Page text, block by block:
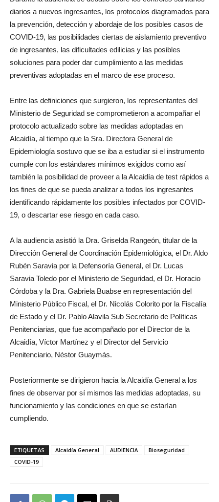
diarios a nuevos ingresantes, los protocolos diagramados para
la prevención, detección y abordaje de los posibles casos de
COVID-19, las posibilidades ciertas de aislamiento preventivo
de ingresantes, las dificultades edilicias y las posibles
soluciones para poder dar cumplimiento a las medidas
preventivas adoptadas en el marco de ese proceso.
Entre las definiciones que surgieron, los representantes del
Ministerio de Seguridad se comprometieron a acompañar el
protocolo actualizado sobre las medidas adoptadas en
Alcaidía, al tiempo que la Sra. Directora General de
Epidemiología sostuvo que se iba a estudiar si el instrumento
cumple con los estándares mínimos exigidos como así
también la posibilidad de proveer a la Alcaidía de test rápidos a
los fines de que se pueda analizar a todos los ingresantes
identificando rápidamente los posibles infectados por COVID-
19, o descartar ese riesgo en cada caso.
A la audiencia asistió la Dra. Griselda Rangeón, titular de la
Dirección General de Coordinación Epidemiológica, el Dr. Aldo
Rubén Saravia por la Defensoría General, el Dr. Lucas
Saravia Toledo por el Ministerio de Seguridad, el Dr. Horacio
Córdoba y la Dra. Gabriela Buabse en representación del
Ministerio Público Fiscal, el Dr. Nicolás Colorito por la Fiscalía
de Estado y el Dr. Pablo Alavila Sub Secretario de Políticas
Penitenciarias, que fue acompañado por el Director de la
Alcaidía, Víctor Martínez y el Director del Servicio
Penitenciario, Néstor Guaymás.
Posteriormente se dirigieron hacia la Alcaidía General a los
fines de observar por sí mismos las medidas adoptadas, su
funcionamiento y las condiciones en que se estarían
cumpliendo.
ETIQUETAS Alcaidía General AUDIENCIA
Bioseguridad
COVID-19